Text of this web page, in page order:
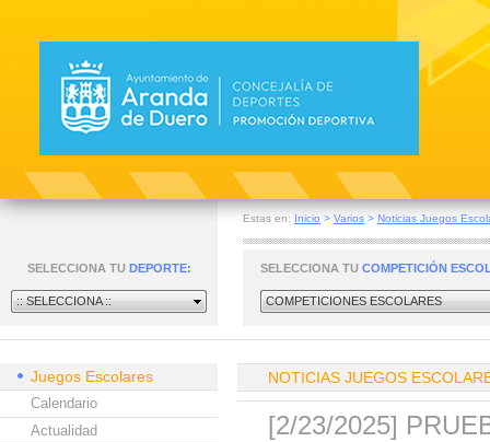
Estas en: Inicio > Varios > Noticias Juegos
SELECCIONA TU DEPORTE:
:: SELECCIONA ::
SELECCIONA TU COMPETICIÓN
COMPETICIONES ESCOLARES
Juegos Escolares
Calendario
Actualidad
NOTICIAS JUEGOS
[2/23/2025]